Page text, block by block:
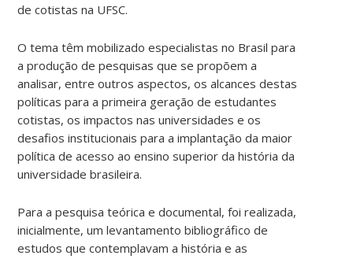
de cotistas na UFSC.
O tema têm mobilizado especialistas no Brasil para
a produção de pesquisas que se propõem a
analisar, entre outros aspectos, os alcances destas
políticas para a primeira geração de estudantes
cotistas, os impactos nas universidades e os
desafios institucionais para a implantação da maior
política de acesso ao ensino superior da história da
universidade brasileira.
Para a pesquisa teórica e documental, foi realizada,
inicialmente, um levantamento bibliográfico de
estudos que contemplavam a história e as